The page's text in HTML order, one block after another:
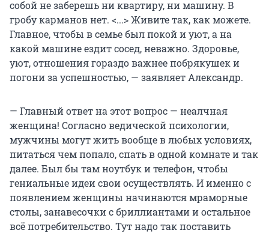
собой не заберешь ни квартиру, ни машину. В
гробу карманов нет. <...> Живите так, как можете.
Главное, чтобы в семье был покой и уют, а на
какой машине ездит сосед, неважно. Здоровье,
уют, отношения гораздо важнее побрякушек и
погони за успешностью, — заявляет Александр.
— Главный ответ на этот вопрос — неалчная
женщина! Согласно ведической психологии,
мужчины могут жить вообще в любых условиях,
питаться чем попало, спать в одной комнате и так
далее. Был бы там ноутбук и телефон, чтобы
гениальные идеи свои осуществлять. И именно с
появлением женщины начинаются мраморные
столы, занавесочки с бриллиантами и остальное
всё потребительство. Тут надо так поставить